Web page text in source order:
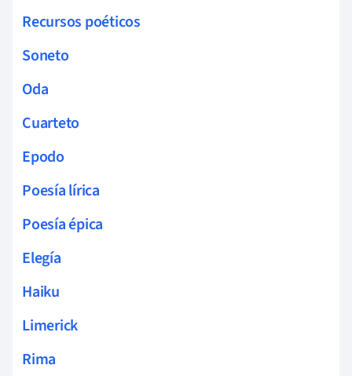
Recursos poéticos
Soneto
Oda
Cuarteto
Epodo
Poesía lírica
Poesía épica
Elegía
Haiku
Limerick
Rima